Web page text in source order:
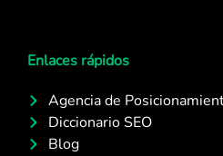
Enlaces rápidos
Agencia de
Diccionario SEO
Blog